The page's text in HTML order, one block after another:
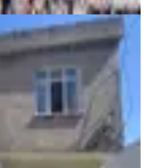
Civarında Satılık